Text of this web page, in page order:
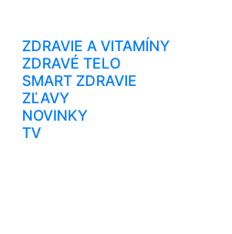
ZDRAVIE A VITAMÍNY
ZDRAVÉ TELO
SMART ZDRAVIE
ZĽAVY
NOVINKY
TV